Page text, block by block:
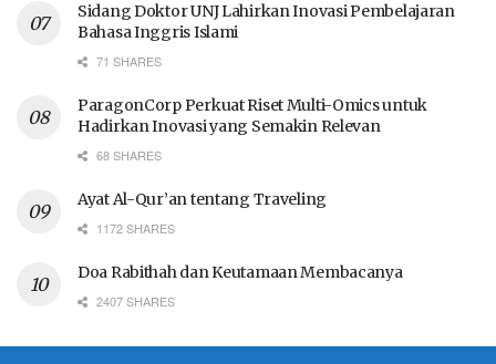
Sidang Doktor UNJ Lahirkan Inovasi Pembelajaran
Bahasa Inggris Islami
71 SHARES
ParagonCorp Perkuat Riset Multi-Omics untuk
Hadirkan Inovasi yang Semakin Relevan
68 SHARES
Ayat Al-Qur’an tentang Traveling
1172 SHARES
Doa Rabithah dan Keutamaan Membacanya
2407 SHARES